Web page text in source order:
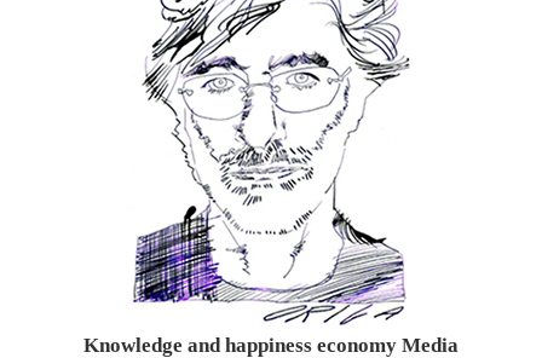
Knowledge and happiness economy Media